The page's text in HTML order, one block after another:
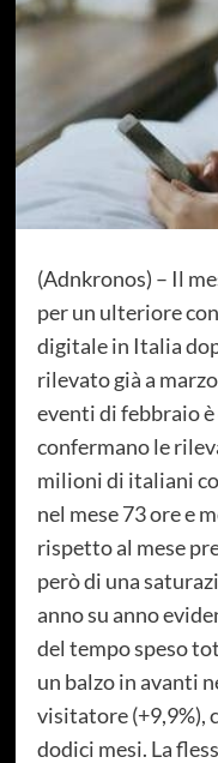
(Adnkronos) – Il
per un ulteriore
digitale in Italia
rilevato già a
eventi di febbraio
confermano le
milioni di italiani
nel mese 73 ore e
rispetto al mese
però di una
anno su anno
del tempo speso
un balzo in avanti
visitatore (+9,9%),
dodici mesi. La